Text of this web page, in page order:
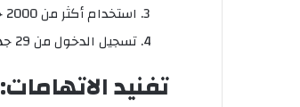
استخدام أكثر من 2000 حساب
تسجيل الدخول من 29 جهازًا
تفنيد الاتهامات: